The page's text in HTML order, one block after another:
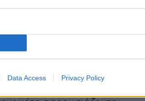
Data Access Privacy Policy
για την
Μαργκαρέτα Τόργκριν
στην εφημερίδα
πάντα ανησυχούν